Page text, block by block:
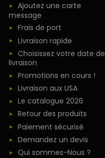
Ajoutez une carte
message
Frais de port
Livraison rapide
Choisissez votre date de
livraison
Promotions en cours !
Livraison aux USA
Le catalogue 2026
Retour des produits
Paiement sécurisé
Demandez un devis
Qui sommes-Nous ?